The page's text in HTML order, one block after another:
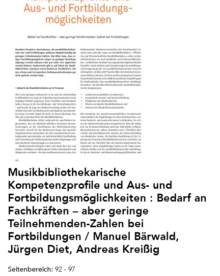
Musikbibliothekarische
Kompetenzprofile und Aus- und
Fortbildungsmöglichkeiten : Bedarf an
Fachkräften – aber geringe
Teilnehmenden-Zahlen bei
Fortbildungen / Manuel Bärwald,
Jürgen Diet, Andreas Kreißig
Seitenbereich: 92 - 97